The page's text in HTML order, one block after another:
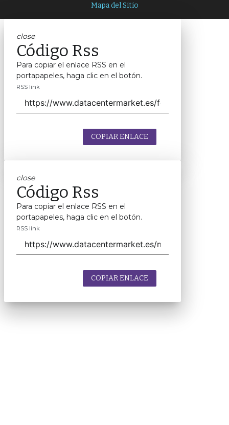
Mapa del Sitio
close
Código Rss
Para copiar el enlace RSS en el
portapapeles, haga clic en el botón.
RSS link
COPIAR ENLACE
close
Código Rss
Para copiar el enlace RSS en el
portapapeles, haga clic en el botón.
RSS link
COPIAR ENLACE